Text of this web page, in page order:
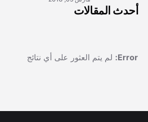
أحدث المقالات
Error: لم يتم العثور على أي نتائج